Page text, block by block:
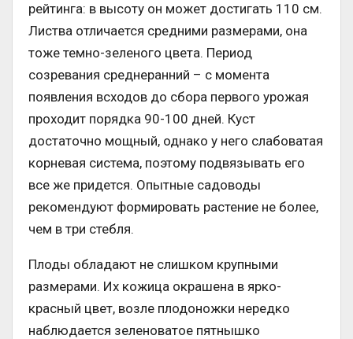
рейтинга: в высоту он может достигать 110 см.
Листва отличается средними размерами, она
тоже темно-зеленого цвета. Период
созревания среднеранний – с момента
появления всходов до сбора первого урожая
проходит порядка 90-100 дней. Куст
достаточно мощный, однако у него слабоватая
корневая система, поэтому подвязывать его
все же придется. Опытные садоводы
рекомендуют формировать растение не более,
чем в три стебля.
Плоды обладают не слишком крупными
размерами. Их кожица окрашена в ярко-
красный цвет, возле плодоножки нередко
наблюдается зеленоватое пятнышко